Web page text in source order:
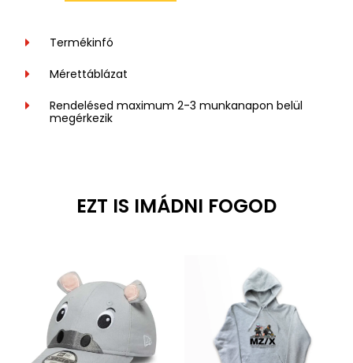
Termékinfó
Mérettáblázat
Rendelésed maximum 2-3 munkanapon belül
megérkezik
EZT IS IMÁDNI FOGOD